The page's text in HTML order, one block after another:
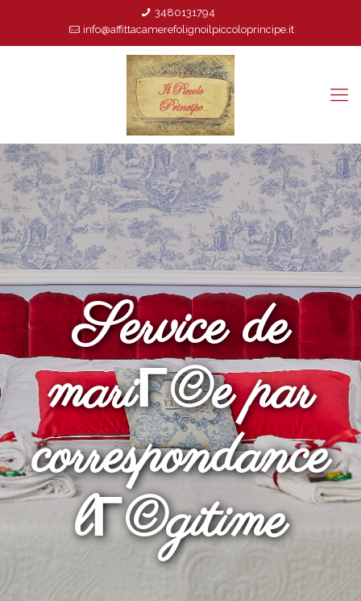
3480131794
info@affittacamerefolignoilpiccoloprincipe.it
Service de
mariГ©e par
correspondance
lГ©gitime